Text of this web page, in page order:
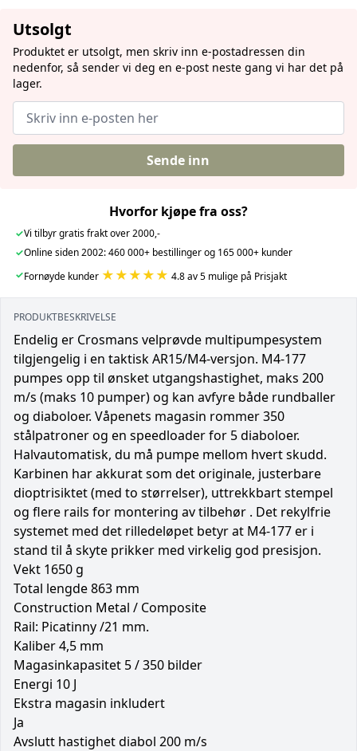
Utsolgt
Produktet er utsolgt, men skriv inn e-postadressen din
nedenfor, så sender vi deg en e-post neste gang vi har det på
lager.
Sende inn
Hvorfor kjøpe fra oss?
✓Vi tilbyr gratis frakt over 2000,-
✓Online siden 2002: 460 000+ bestillinger og 165 000+ kunder
✓Fornøyde kunder ★★★★★ 4.8 av 5 mulige på Prisjakt
PRODUKTBESKRIVELSE
Endelig er Crosmans velprøvde multipumpesystem
tilgjengelig i en taktisk AR15/M4-versjon. M4-177
pumpes opp til ønsket utgangshastighet, maks 200
m/s (maks 10 pumper) og kan avfyre både rundballer
og diaboloer. Våpenets magasin rommer 350
stålpatroner og en speedloader for 5 diaboloer.
Halvautomatisk, du må pumpe mellom hvert skudd.
Karbinen har akkurat som det originale, justerbare
dioptrisiktet (med to størrelser), uttrekkbart stempel
og flere rails for montering av tilbehør . Det rekylfrie
systemet med det rilledeløpet betyr at M4-177 er i
stand til å skyte prikker med virkelig god presisjon.
Vekt 1650 g
Total lengde 863 mm
Construction Metal / Composite
Rail: Picatinny /21 mm.
Kaliber 4,5 mm
Magasinkapasitet 5 / 350 bilder
Energi 10 J
Ekstra magasin inkludert
Ja
Avslutt hastighet diabol 200 m/s